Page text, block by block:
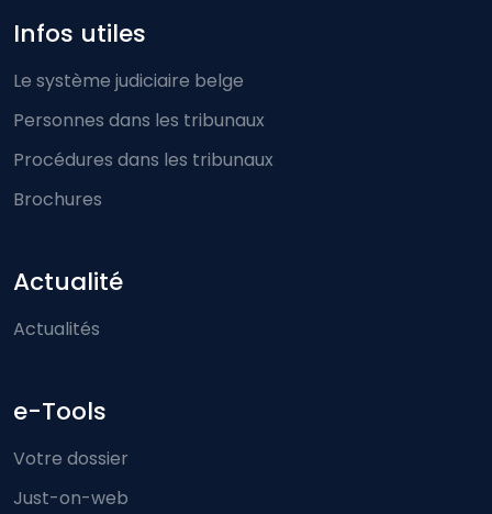
Infos utiles
Le système judiciaire belge
Personnes dans les tribunaux
Procédures dans les tribunaux
Brochures
Actualité
Actualités
e-Tools
Votre dossier
Just-on-web